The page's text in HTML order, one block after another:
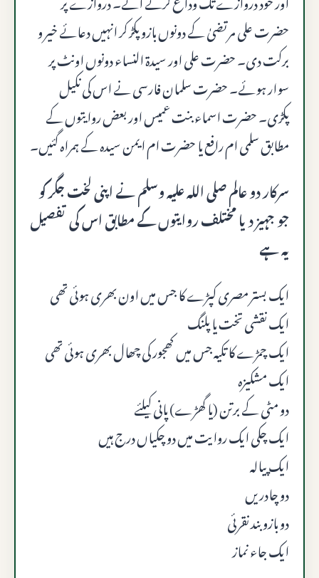
حضرت علی مرتضیٰ کے دونوں بازو پکڑ کر انہیں دعائے خیر و
برکت دی۔ حضرت علی اور سیدۃ النساء دونوں اونٹ پر
سوار ہوئے۔ حضرت سلمان فارسی نے اس کی نکیل
پکڑی۔ حضرت اسماء بنت عمیس اور بعض روایتوں کے
مطابق سلمی ام رافع یا حضرت ام ایمن سیدہ کے ہمراہ گئیں۔
سرکار دو عالم صلى الله عليه وسلم نے اپنی لخت جگر کو
جو جہیز دیا مختلف روایتوں کے مطابق اس کی تفصیل
یہ ہے
ایک بستر مصری کپڑے کا جس میں اون بھری ہوئی تھی
ایک نقشی تخت یا پلنگ
ایک چمڑے کا تکیہ جس میں کھجور کی چھال بھری ہوئی تھی
ایک مشکیزہ
دو مٹی کے برتن (یا گھڑے) پانی کیلئے
ایک چکی ایک روایت میں دو چکیاں درج ہیں
ایک پیالہ
دو چادریں
دو بازو بند نقرئی
ایک جاء نماز